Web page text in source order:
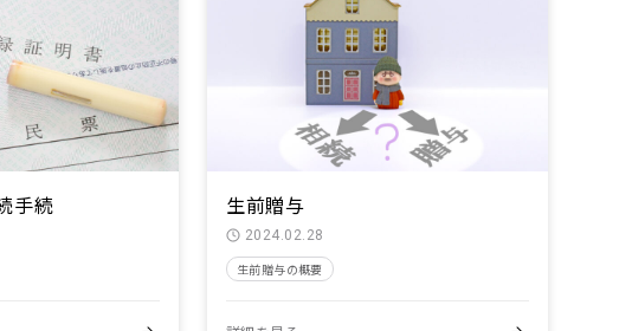
手続 生前贈与
2024.02.28
生前贈与の概要